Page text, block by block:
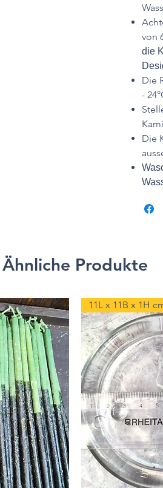
von
die
Die
-
Die
Ähnliche Produkte
11L x 11B x 1H